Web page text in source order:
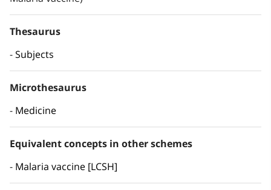
Thesaurus
Subjects
Microthesaurus
Medicine
Equivalent concepts in other schemes
Malaria vaccine [LCSH]